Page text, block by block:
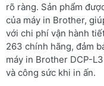
rõ ràng. Sản phẩm
của máy in Brother,
với chi phí vận hành
263 chính hãng, đảm
máy in Brother DCP-
và công sức khi in ấn.